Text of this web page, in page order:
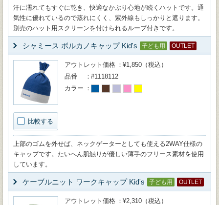
汗に濡れてもすぐに乾き、快適なかぶり心地が続くハットです。通
気性に優れているので蒸れにくく、紫外線もしっかりと遮ります。
別売のハット用スクリーンを付けられるループ付きです。
シャミース ボルカノキャップ Kid's 子ども用 OUTLET
比較する
アウトレット価格
¥1,850（税込）
品番
#1118112
カラー
上部のゴムを外せば、ネックゲーターとしても使える2WAY仕様の
キャップです。たいへん肌触りが優しい薄手のフリース素材を使用
しています。
ケーブルニット ワークキャップ Kid's 子ども用 OUTLET
アウトレット価格 ¥2,310（税込）